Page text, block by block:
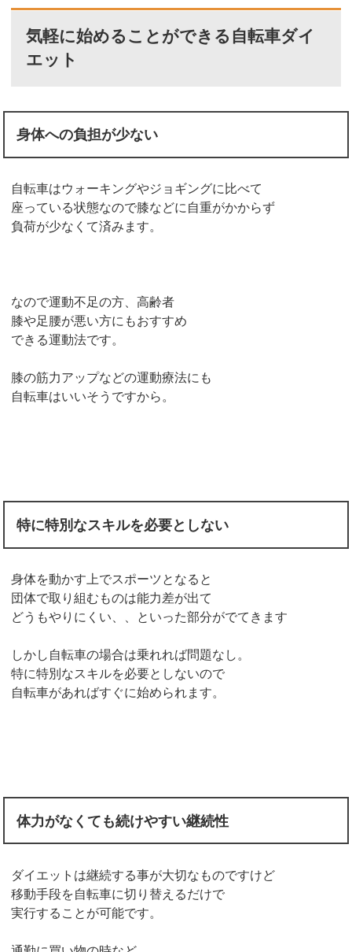
気軽に始めることができる自転車ダイ
エット
身体への負担が少ない
自転車はウォーキングやジョギングに比べて
座っている状態なので膝などに自重がかからず
負荷が少なくて済みます。
なので運動不足の方、高齢者
膝や足腰が悪い方にもおすすめ
できる運動法です。
膝の筋力アップなどの運動療法にも
自転車はいいそうですから。
特に特別なスキルを必要としない
身体を動かす上でスポーツとなると
団体で取り組むものは能力差が出て
どうもやりにくい、、といった部分がでてきます
しかし自転車の場合は乗れれば問題なし。
特に特別なスキルを必要としないので
自転車があればすぐに始められます。
体力がなくても続けやすい継続性
ダイエットは継続する事が大切なものですけど
移動手段を自転車に切り替えるだけで
実行することが可能です。